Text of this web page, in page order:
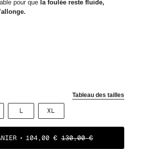
pour que la foulée reste fluide,
Tableau des tailles
L VARIANTE
ÉPUISÉE
OU
NON
DISPONIBLE
XL
ÉPUISÉE
OU
NON
DISPONIBLE
104,00 €130,00 €